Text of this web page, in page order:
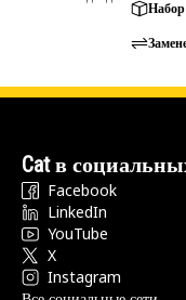
Набор
Cat в
Facebook
LinkedIn
YouTube
X
Instagram